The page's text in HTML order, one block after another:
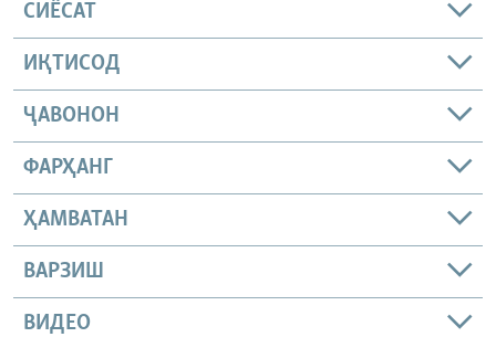
СИЁСАТ
ИҚТИСОД
ҶАВОНОН
ФАРҲАНГ
ҲАМВАТАН
ВАРЗИШ
ВИДЕО